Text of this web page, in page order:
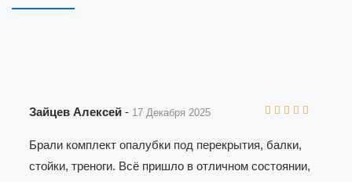
Зайцев Алексей - 17 Декабря 2025
Брали комплект опалубки под перекрытия, балки,
стойки, треноги. Всё пришло в отличном состоянии,